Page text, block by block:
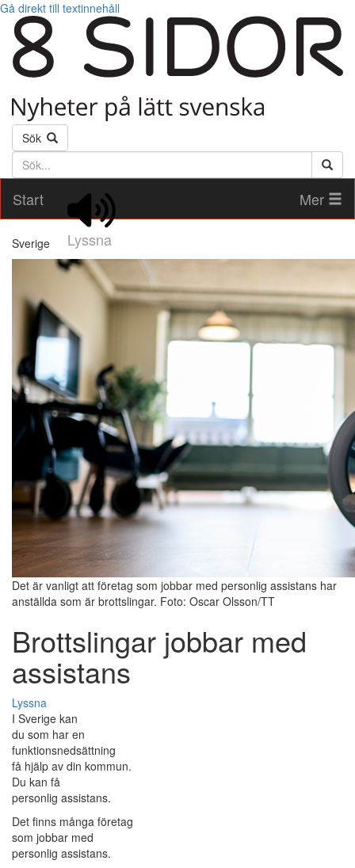
Gå direkt till textinnehåll
Sök
Söktext
Start
Lyssna
Mer
Sverige
Det är vanligt att företag som jobbar med personlig assistans har
anställda som är brottslingar. Foto: Oscar Olsson/TT
Brottslingar jobbar med
assistans
Lyssna
I Sverige kan
du som har en
funktionsnedsättning
få hjälp av din kommun.
Du kan få
personlig assistans.
Det finns många företag
som jobbar med
personlig assistans.